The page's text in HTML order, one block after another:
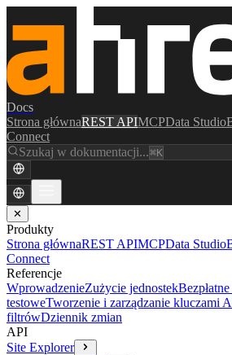
Docs
Strona głównaREST APIMCPData Studio
Connect
Szukaj w dokumentacji...⌘K
✕
Produkty
Strona głównaREST APIMCPData Studio
Connect
Referencje
WprowadzenieZużycie jednostek
testoweTworzenie i zarządzanie kluczami
filtrówDziennik zmian
API
Site Explorer